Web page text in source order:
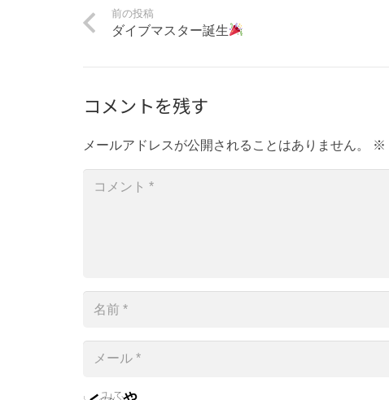
前の投稿
ダイブマスター誕生
コメントを残す
メールアドレスが公開されることはありません。 ※